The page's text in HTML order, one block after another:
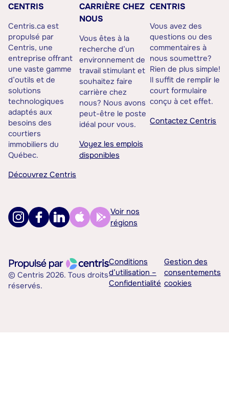
CENTRIS
Centris.ca est
propulsé par
Centris, une
entreprise offrant
une vaste gamme
d’outils et de
solutions
technologiques
adaptés aux
besoins des
courtiers
immobiliers du
Québec.
Découvrez Centris
CARRIÈRE CHEZ
NOUS
Vous êtes à la
recherche d’un
environnement de
travail stimulant et
souhaitez faire
carrière chez
nous? Nous avons
peut-être le poste
idéal pour vous.
Voyez les emplois
disponibles
CENTRIS
Vous avez des
questions ou des
commentaires à
nous soumettre?
Rien de plus simple!
Il suffit de remplir le
court formulaire
conçu à cet effet.
Contactez Centris
Voir nos
régions
© Centris 2026. Tous droits
réservés.
Conditions
d’utilisation –
Confidentialité
Gestion des
consentements
cookies